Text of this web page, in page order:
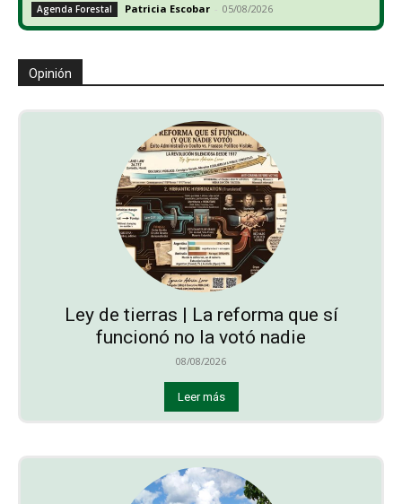
Agenda Forestal Patricia Escobar - 05/08/2026
Opinión
Ley de tierras | La reforma que sí
funcionó no la votó nadie
08/08/2026
Leer más